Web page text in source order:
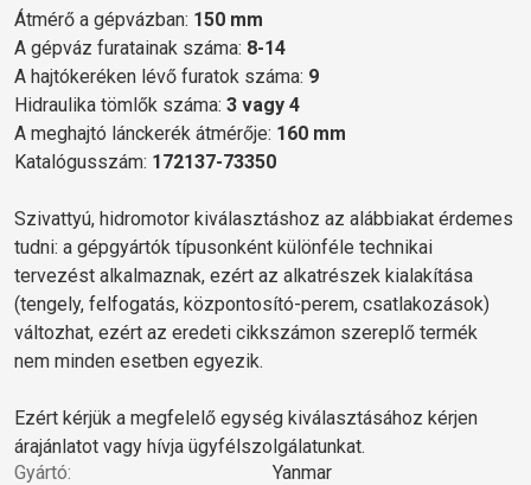
Átmérő a gépvázban: 150 mm
A gépváz furatainak száma: 8-14
A hajtókeréken lévő furatok száma: 9
Hidraulika tömlők száma: 3 vagy 4
A meghajtó lánckerék átmérője: 160 mm
Katalógusszám: 172137-73350
Szivattyú, hidromotor kiválasztáshoz az alábbiakat érdemes
tudni: a gépgyártók típusonként különféle technikai
tervezést alkalmaznak, ezért az alkatrészek kialakítása
(tengely, felfogatás, központosító-perem, csatlakozások)
változhat, ezért az eredeti cikkszámon szereplő termék
nem minden esetben egyezik.
Ezért kérjük a megfelelő egység kiválasztásához kérjen
árajánlatot vagy hívja ügyfélszolgálatunkat.
Gyártó:
Yanmar